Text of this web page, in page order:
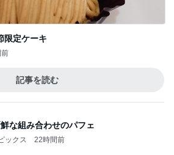
限定ケーキ
記事を読む
な組み合わせのパフェ
ックス 22時間前